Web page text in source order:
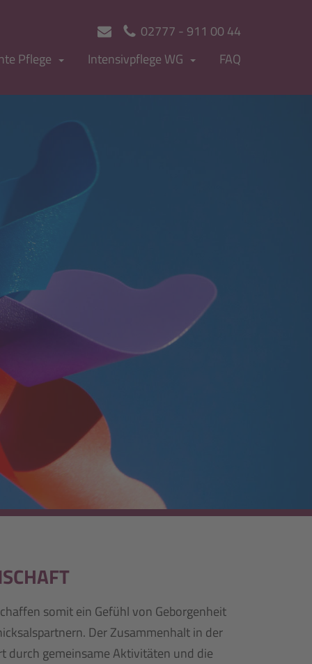
02777 - 911 00 44
Pflege
Intensivpflege WG FAQ
somit ein Gefühl von Geborgenheit
Der Zusammenhalt in der
durch gemeinsame Aktivitäten und die